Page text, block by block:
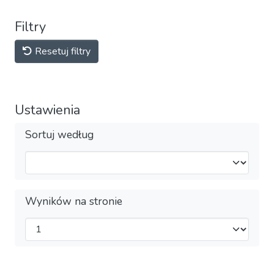
Filtry
Resetuj filtry
Ustawienia
Sortuj według
Wyników na stronie